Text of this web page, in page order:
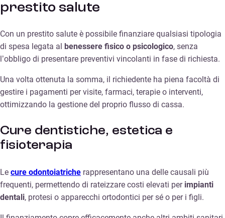
prestito salute
Con un prestito salute è possibile finanziare qualsiasi tipologia
di spesa legata al
benessere fisico o psicologico, senza
l’obbligo di presentare preventivi vincolanti in fase di richiesta.
Una volta ottenuta la somma, il richiedente ha piena facoltà di
gestire i pagamenti per visite, farmaci, terapie o interventi,
ottimizzando la gestione del proprio flusso di cassa.
Cure dentistiche, estetica e
fisioterapia
Le cure odontoiatriche rappresentano una delle causali più
frequenti, permettendo di rateizzare costi elevati per impianti
dentali, protesi o apparecchi ortodontici per sé o per i figli.